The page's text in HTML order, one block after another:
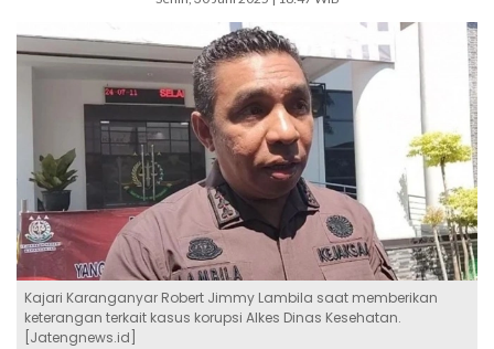
Kajari Karanganyar Robert Jimmy Lambila saat memberikan
keterangan terkait kasus korupsi Alkes Dinas Kesehatan.
[Jatengnews.id]